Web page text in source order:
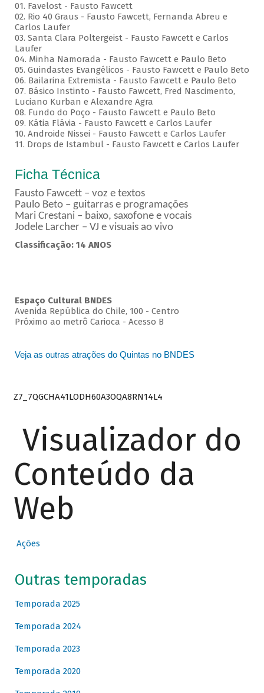
01. Favelost - Fausto Fawcett
02. Rio 40 Graus - Fausto Fawcett, Fernanda Abreu e
Carlos Laufer
03. Santa Clara Poltergeist - Fausto Fawcett e Carlos
Laufer
04. Minha Namorada - Fausto Fawcett e Paulo Beto
05. Guindastes Evangélicos - Fausto Fawcett e Paulo Beto
06. Bailarina Extremista - Fausto Fawcett e Paulo Beto
07. Básico Instinto - Fausto Fawcett, Fred Nascimento,
Luciano Kurban e Alexandre Agra
08. Fundo do Poço - Fausto Fawcett e Paulo Beto
09. Kátia Flávia - Fausto Fawcett e Carlos Laufer
10. Androide Nissei - Fausto Fawcett e Carlos Laufer
11. Drops de Istambul - Fausto Fawcett e Carlos Laufer
Ficha Técnica
Fausto Fawcett – voz e textos
Paulo Beto – guitarras e programações
Mari Crestani – baixo, saxofone e vocais
Jodele Larcher – VJ e visuais ao vivo
Classificação: 14 ANOS
Espaço Cultural BNDES
Avenida República do Chile, 100 - Centro
Próximo ao metrô Carioca - Acesso B
Veja as outras atrações do Quintas no BNDES
Z7_7QGCHA41LODH60A3OQA8RN14L4
Visualizador do
Conteúdo da
Web
Ações
Outras temporadas
Temporada 2025
Temporada 2024
Temporada 2023
Temporada 2020